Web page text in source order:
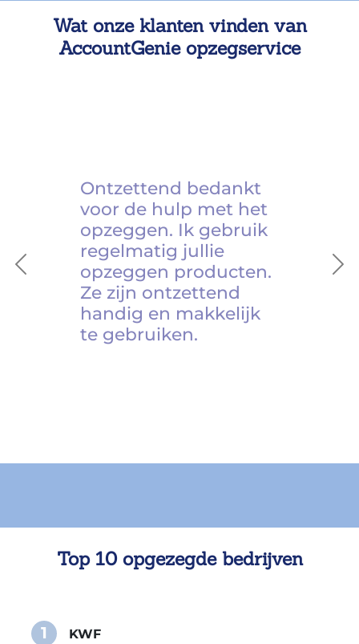
Wat onze klanten vinden van
AccountGenie opzegservice
Previous
Ontzettend bedankt
voor de hulp met het
opzeggen. Ik gebruik
regelmatig jullie
opzeggen producten.
Ze zijn ontzettend
handig en makkelijk
te gebruiken.
Top 10 opgezegde bedrijven
1 KWF